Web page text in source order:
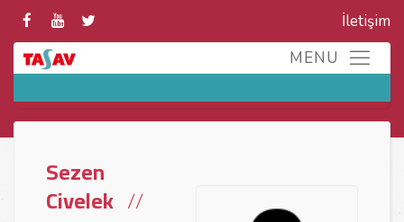
İletişim
Sezen
Civelek